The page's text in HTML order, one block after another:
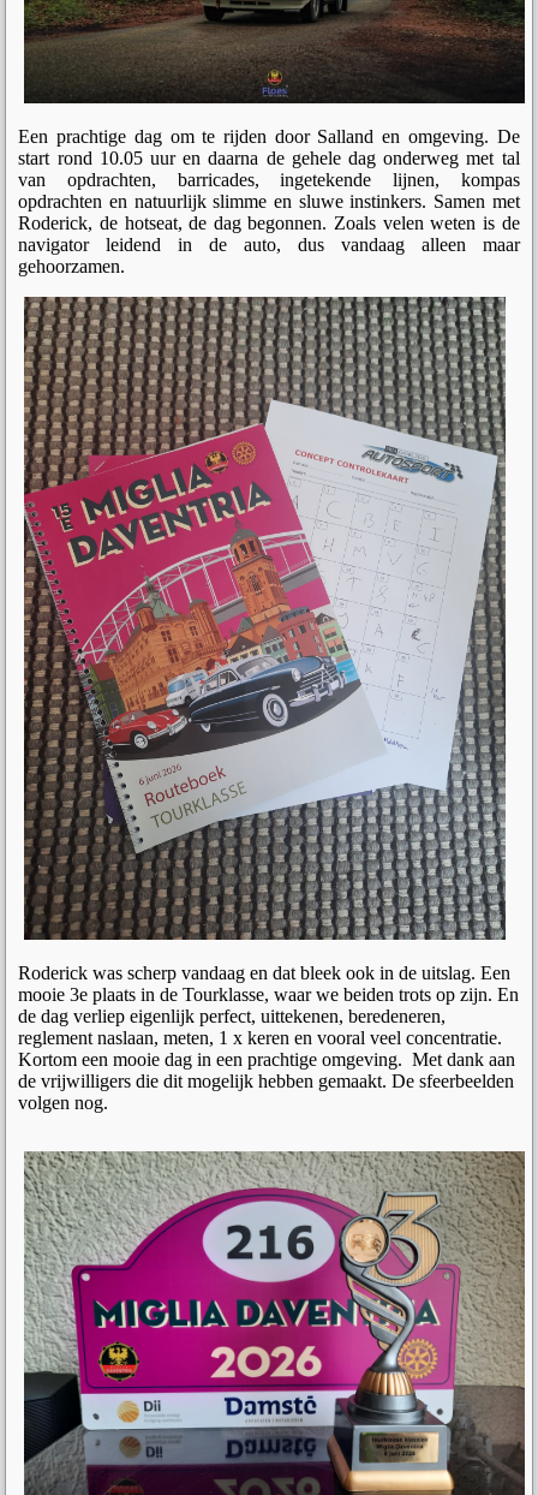
Een prachtige dag om te rijden door Salland en omgeving. De
start rond 10.05 uur en daarna de gehele dag onderweg met tal
van opdrachten, barricades, ingetekende lijnen, kompas
opdrachten en natuurlijk slimme en sluwe instinkers. Samen met
Roderick, de hotseat, de dag begonnen. Zoals velen weten is de
navigator leidend in de auto, dus vandaag alleen maar
gehoorzamen.
Roderick was scherp vandaag en dat bleek ook in de uitslag. Een
mooie 3e plaats in de Tourklasse, waar we beiden trots op zijn. En
de dag verliep eigenlijk perfect, uittekenen, beredeneren,
reglement naslaan, meten, 1 x keren en vooral veel concentratie.
Kortom een mooie dag in een prachtige omgeving. Met dank aan
de vrijwilligers die dit mogelijk hebben gemaakt. De sfeerbeelden
volgen nog.